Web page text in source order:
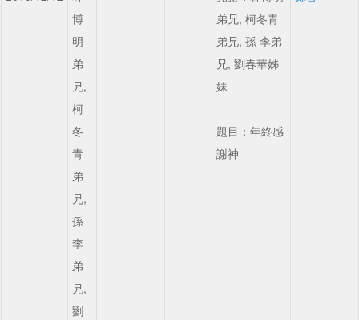
博
明
弟
兄,
柯
冬
青
弟
兄,
孫
李
弟
兄,
劉
弟兄, 柯冬青
弟兄, 孫 李弟
兄, 劉春華姊
妹
題目：年終感
謝神